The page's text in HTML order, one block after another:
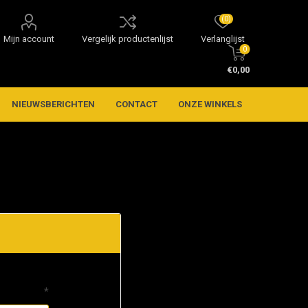
Mijn account Vergelijk productenlijst Verlanglijst
(0)
0
€0,00
NIEUWSBERICHTEN CONTACT ONZE WINKELS
*